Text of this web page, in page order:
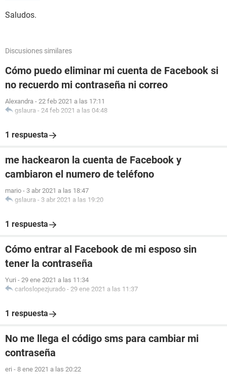
Saludos.
Discusiones similares
Cómo puedo eliminar mi cuenta de Facebook si
no recuerdo mi contraseña ni correo
Alexandra - 22 feb 2021 a las 17:11
gslaura - 24 feb 2021 a las 04:48
1 respuesta
me hackearon la cuenta de Facebook y
cambiaron el numero de teléfono
mario - 3 abr 2021 a las 18:47
gslaura - 3 abr 2021 a las 19:20
1 respuesta
Cómo entrar al Facebook de mi esposo sin
tener la contraseña
Yuri - 29 ene 2021 a las 11:34
carloslopezjurado - 29 ene 2021 a las 11:37
1 respuesta
No me llega el código sms para cambiar mi
contraseña
eri - 8 ene 2021 a las 20:22